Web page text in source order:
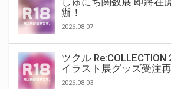
辦！
2026.08.07
ツクル Re:COLLECTION
イラスト展グッズ受注
2026.08.03